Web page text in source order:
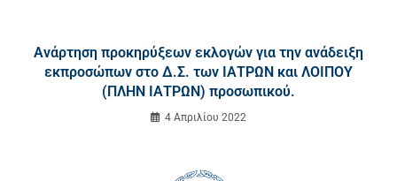
Ανάρτηση προκηρύξεων εκλογών για την ανάδειξη
εκπροσώπων στο Δ.Σ. των ΙΑΤΡΩΝ και ΛΟΙΠΟΥ
(ΠΛΗΝ ΙΑΤΡΩΝ) προσωπικού.
4 Απριλίου 2022